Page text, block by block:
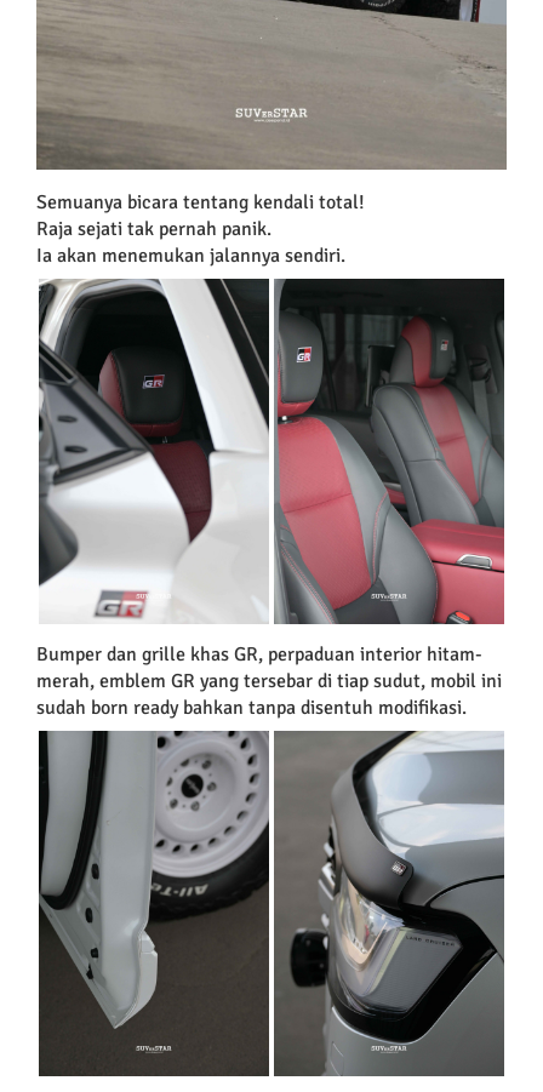
Semuanya bicara tentang kendali total!
Raja sejati tak pernah panik.
Ia akan menemukan jalannya sendiri.
Bumper dan grille khas GR, perpaduan interior hitam-
merah, emblem GR yang tersebar di tiap sudut, mobil ini
sudah born ready bahkan tanpa disentuh modifikasi.